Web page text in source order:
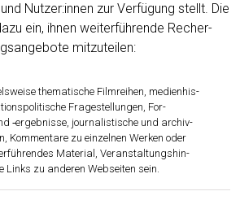
Nutzer:innen zur Ver­fü­gung stellt. Die
ein, ihnen wei­ter­füh­ren­de Recher­
mitzuteilen:
the­ma­ti­sche Film­rei­hen, medi­en­his­
Fra­ge­stel­lun­gen, For­
‑ergeb­nis­se, jour­na­lis­ti­sche und archiv­
Kom­men­ta­re zu ein­zel­nen Wer­ken oder
Mate­ri­al, Ver­an­stal­tungs­hin-
Links zu ande­ren Web­sei­ten sein.